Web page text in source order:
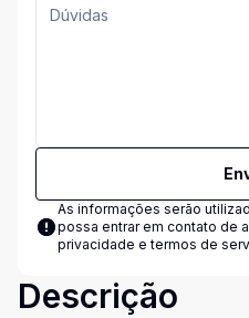
As informações serão
possa entrar em contato de
privacidade e termos de
Descrição